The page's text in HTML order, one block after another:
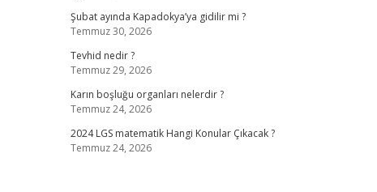
Şubat ayında Kapadokya’ya gidilir mi ?
Temmuz 30, 2026
Tevhid nedir ?
Temmuz 29, 2026
Karın boşluğu organları nelerdir ?
Temmuz 24, 2026
2024 LGS matematik Hangi Konular Çıkacak ?
Temmuz 24, 2026